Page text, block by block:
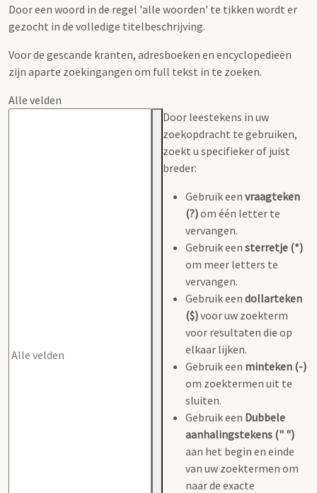
Door een woord in de regel 'alle woorden' te tikken wordt er
gezocht in de volledige titelbeschrijving.
Voor de gescande kranten, adresboeken en encyclopedieën
zijn aparte zoekingangen om full tekst in te zoeken.
Alle velden
Door leestekens in uw
zoekopdracht te gebruiken,
zoekt u specifieker of juist
breder:
Gebruik een vraagteken
(?)om één letter te
vervangen.
Gebruik een sterretje (*)
om meer letters te
vervangen.
Gebruik een dollarteken
($)voor uw zoekterm
voor resultaten die op
elkaar lijken.
Gebruik een minteken (-)
om zoektermen uit te
sluiten.
Gebruik een Dubbele
aanhalingstekens (" ")
aan het begin en einde
van uw zoektermen om
naar de exacte